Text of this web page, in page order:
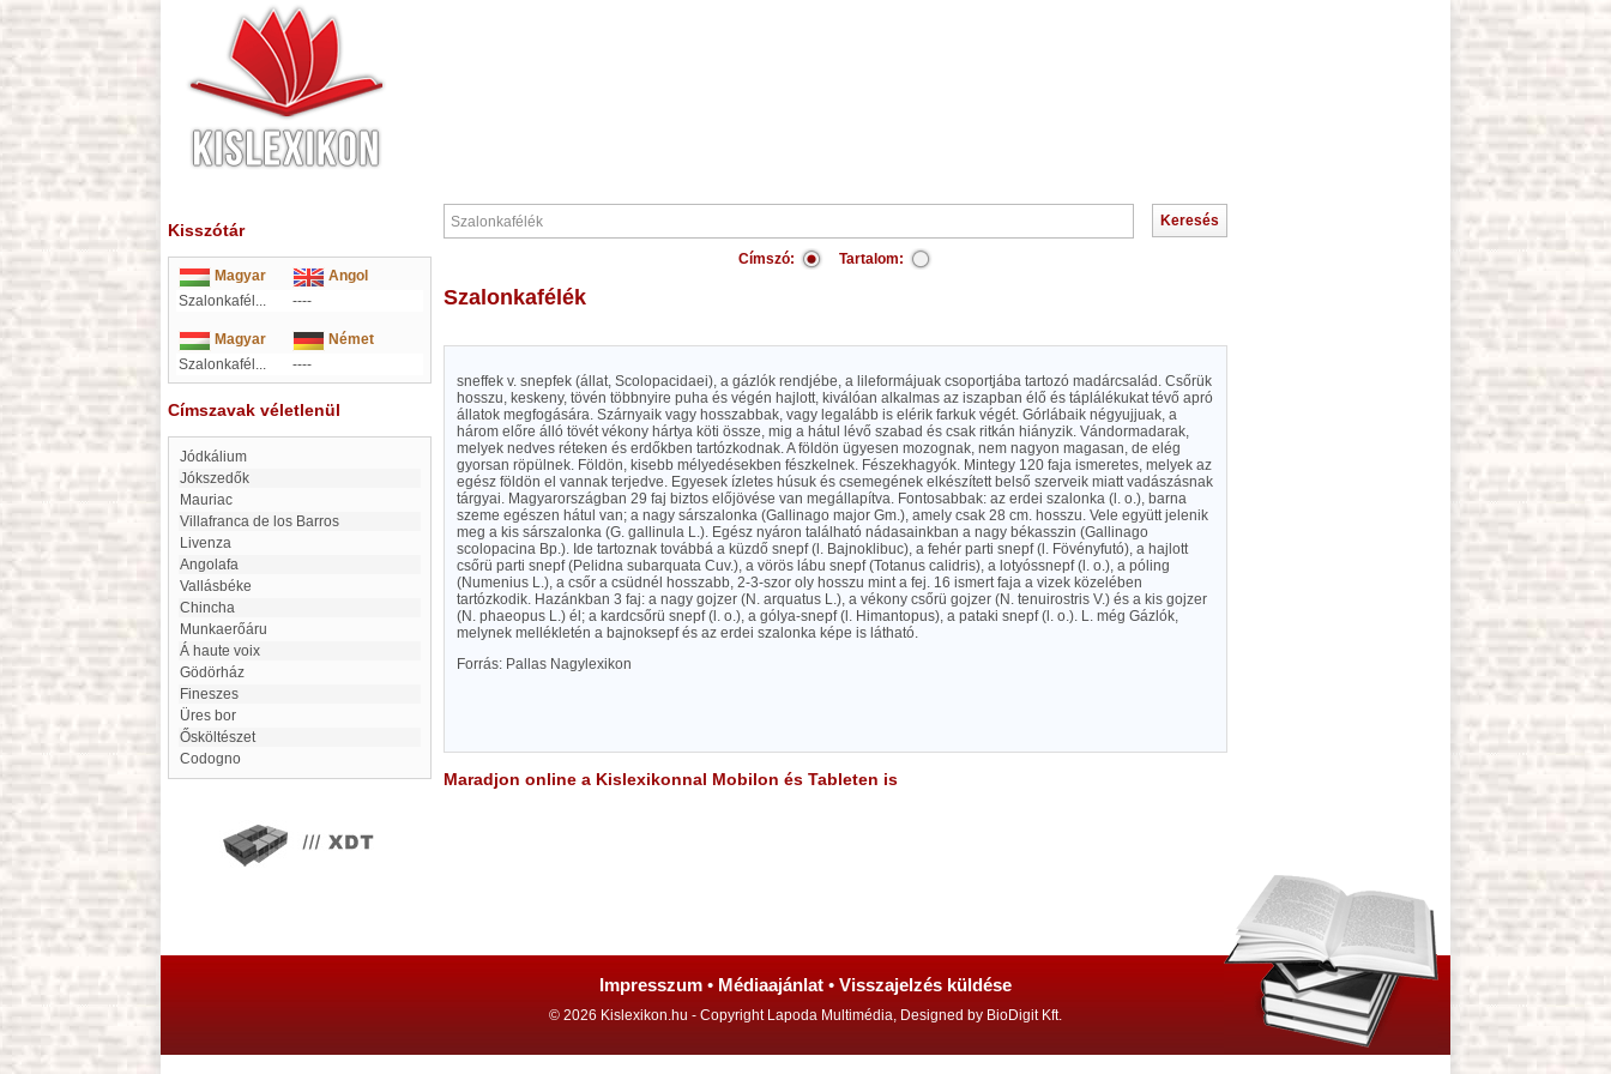
Kisszótár
Magyar
Angol
Szalonkafél...
----
Magyar
Német
Szalonkafél...
----
Címszavak véletlenül
Jódkálium
Jókszedők
Mauriac
Villafranca de los Barros
Livenza
Angolafa
Vallásbéke
Chincha
munkaerőáru
á haute voix
Gödörház
fineszes
Üres bor
ősköltészet
Codogno
Címszó: Tartalom:
Szalonkafélék
sneffek v. snepfek (állat, Scolopacidaei), a gázlók rendjébe, a lileformájuak csoportjába tartozó madárcsalád. Csőrük
hosszu, keskeny, tövén többnyire puha és végén hajlott, kiválóan alkalmas az iszapban élő és táplálékukat tévő apró
állatok megfogására. Szárnyaik vagy hosszabbak, vagy legalább is elérik farkuk végét. Górlábaik négyujjuak, a
három előre álló tövét vékony hártya köti össze, mig a hátul lévő szabad és csak ritkán hiányzik. Vándormadarak,
melyek nedves réteken és erdőkben tartózkodnak. A földön ügyesen mozognak, nem nagyon magasan, de elég
gyorsan röpülnek. Földön, kisebb mélyedésekben fészkelnek. Fészekhagyók. Mintegy 120 faja ismeretes, melyek az
egész földön el vannak terjedve. Egyesek ízletes húsuk és csemegének elkészített belső szerveik miatt vadászásnak
tárgyai. Magyarországban 29 faj biztos előjövése van megállapítva. Fontosabbak: az erdei szalonka (l. o.), barna
szeme egészen hátul van; a nagy sárszalonka (Gallinago major Gm.), amely csak 28 cm. hosszu. Vele együtt jelenik
meg a kis sárszalonka (G. gallinula L.). Egész nyáron található nádasainkban a nagy békasszin (Gallinago
scolopacina Bp.). Ide tartoznak továbbá a küzdő snepf (l. Bajnoklibuc), a fehér parti snepf (l. Fövényfutó), a hajlott
csőrü parti snepf (Pelidna subarquata Cuv.), a vörös lábu snepf (Totanus calidris), a lotyóssnepf (l. o.), a póling
(Numenius L.), a csőr a csüdnél hosszabb, 2-3-szor oly hosszu mint a fej. 16 ismert faja a vizek közelében
tartózkodik. Hazánkban 3 faj: a nagy gojzer (N. arquatus L.), a vékony csőrü gojzer (N. tenuirostris V.) és a kis gojzer
(N. phaeopus L.) él; a kardcsőrü snepf (l. o.), a gólya-snepf (l. Himantopus), a pataki snepf (l. o.). L. még Gázlók,
melynek mellékletén a bajnoksepf és az erdei szalonka képe is látható.
Forrás: Pallas Nagylexikon
Maradjon online a Kislexikonnal Mobilon és Tableten is
Impresszum • Médiaajánlat • Visszajelzés küldése
© 2026 Kislexikon.hu - Copyright Lapoda Multimédia, Designed by BioDigit Kft.